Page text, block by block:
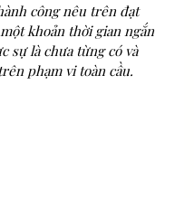
công nêu trên đạt
khoản thời gian ngắn
sự là chưa từng có và
phạm vi toàn cầu.